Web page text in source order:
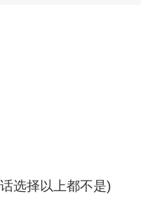
选择以上都不是)